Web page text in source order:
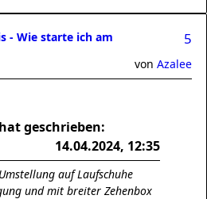
- Wie starte ich am
5
von Azalee
hat geschrieben:
14.04.2024, 12:35
auf Laufschuhe
und mit breiter Zehenbox